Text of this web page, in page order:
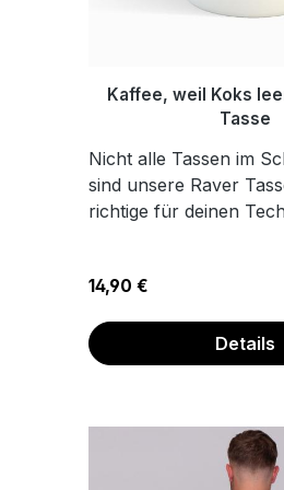
Kaffee, weil Koks
Tasse
Nicht alle Tassen im
sind unsere Raver
richtige für deinen
Geschenk für dich für
und Party Freunde. Hochwertige
Keramik
Füllmenge: ca. 300 ml
fertigen unsere
Tassen, Accessoires
on Demand. Das heißt,
Regulärer Preis:
14,90 €
Details